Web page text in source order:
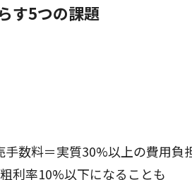
す5つの課題
数料＝実質30%以上の費用負
利率10%以下になることも